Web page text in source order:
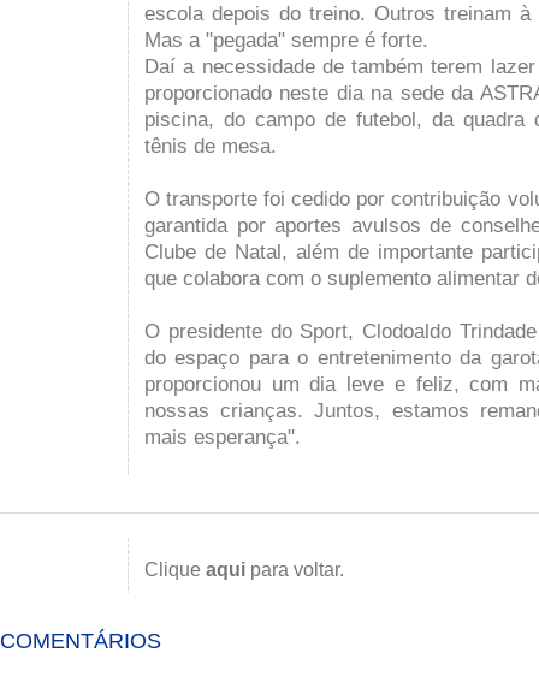
escola depois do treino. Outros treinam
Mas a "pegada" sempre é forte.
Daí a necessidade de também terem
proporcionado neste dia na sede da
piscina, do campo de futebol, da
tênis de mesa.
O transporte foi cedido por contribuição
garantida por aportes avulsos de
Clube de Natal, além de importante
que colabora com o suplemento alimentar
O presidente do Sport, Clodoaldo
do espaço para o entretenimento da
proporcionou um dia leve e feliz, com
nossas crianças. Juntos, estamos
mais esperança".
Clique aqui para voltar.
COMENTÁRIOS